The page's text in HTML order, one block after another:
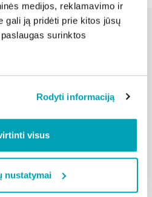
medijos, reklamavimo ir
gali ją pridėti prie kitos jūsų
surinktos
Rodyti informaciją
visus
nustatymai